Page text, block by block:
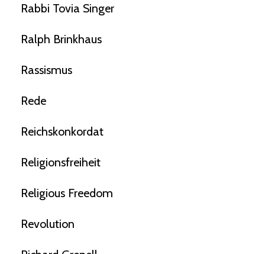
Rabbi Tovia Singer
Ralph Brinkhaus
Rassismus
Rede
Reichskonkordat
Religionsfreiheit
Religious Freedom
Revolution